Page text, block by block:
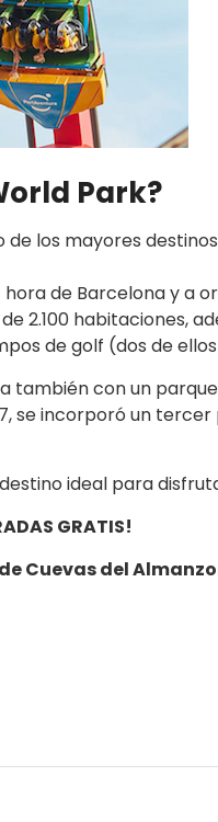
Park?
los mayores
hora de Barcelona y
2.100 habitaciones,
de golf (dos de
también con un
se incorporó un
ideal para
GRATIS!
Cuevas del